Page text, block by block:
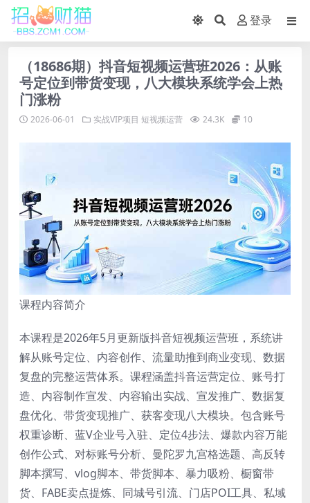
登录
（18686期）抖音短视频运营班2026：从账
号定位到带货变现，八大模块系统学会上热
门涨粉
2026-06-01 实战VIP项目 短视频运营 24.3K 10
课程内容简介
本课程是2026年5月更新版抖音短视频运营班，系统讲
解从账号定位、内容创作、流量助推到商业变现、数据
复盘的完整运营体系。课程涵盖抖音运营定位、账号打
造、内容制作宣发、内容输出实战、宣发推广、数据复
盘优化、带货变现推广、获客变现八大模块。包含账号
权重诊断、蓝V企业号入驻、定位4步法、爆款内容万能
创作公式、对标账号分析、曼陀罗九宫格选题、高反转
脚本撰写、vlog脚本、带货脚本、暴力吸粉、橱窗带
货、FABE卖点提炼、同城号引流、门店POI工具、私域